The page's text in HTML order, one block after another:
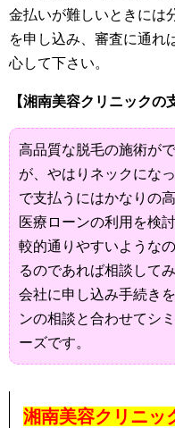
金払いが難しいときには
を申し込み、審査に通れ
心して下さい。
【湘南美容クリニックの
高品質な脱毛の施術が
が、やはりネックにな
で支払うにはかなりの
医療ローンの利用を検
較的通りやすいような
るのであれば相談して
会社に申し込み手続き
ンの相談と合わせてシ
ーズです。
湘南美容クリニッ